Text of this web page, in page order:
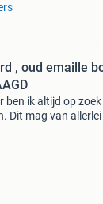
, oud emaille
ben ik altijd op
Dit mag van allerlei